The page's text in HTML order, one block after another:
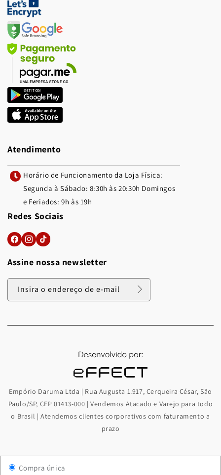
Atendimento
Horário de Funcionamento da Loja Física:
Segunda à Sábado: 8:30h às 20:30h Domingos
e Feriados: 9h às 19h
Redes Sociais
Assine nossa newsletter
Insira o endereço de e-mail
Empório Daruma Ltda | Rua Augusta 1.917, Cerqueira César, São
Paulo/SP, CEP 01413-000 | Vendemos Atacado e Varejo para todo
o Brasil | Atendemos clientes corporativos com faturamento a
prazo
Compra única